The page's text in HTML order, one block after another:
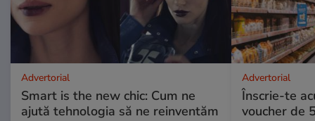
Advertorial
Smart is the new chic: Cum ne
ajută tehnologia să ne reinventăm
Advertorial
Înscrie-te
voucher de